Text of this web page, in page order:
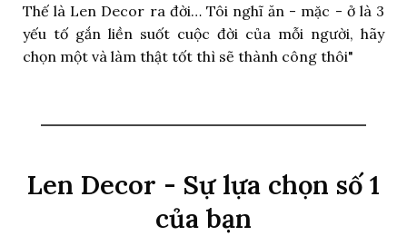
Thế là Len Decor ra đời… Tôi nghĩ ăn - mặc - ở là 3
yếu tố gắn liền suốt cuộc đời của mỗi người, hãy
chọn một và làm thật tốt thì sẽ thành công thôi"
Len Decor - Sự lựa chọn số 1
của bạn